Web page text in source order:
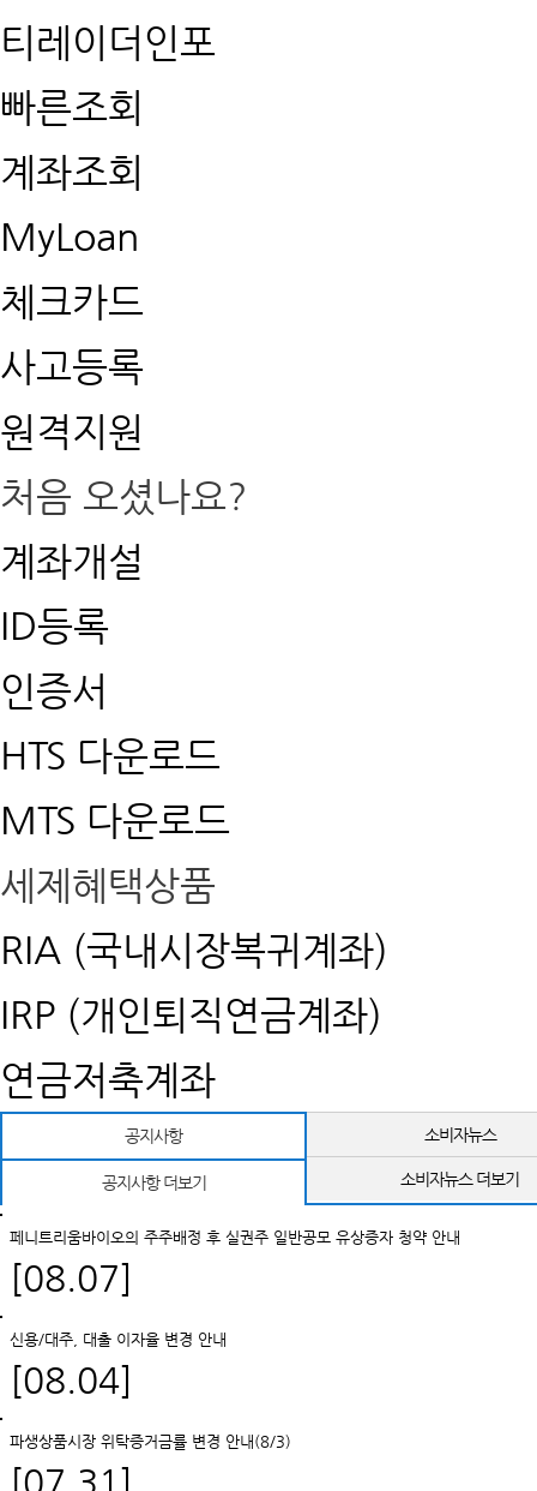
티레이더인포
빠른조회
계좌조회
MyLoan
체크카드
사고등록
원격지원
처음 오셨나요?
계좌개설
ID등록
인증서
HTS 다운로드
MTS 다운로드
세제혜택상품
RIA (국내시장복귀계좌)
IRP (개인퇴직연금계좌)
연금저축계좌
공지사항
공지사항 더보기
소비자뉴스
소비자뉴스 더보기
페니트리움바이오의 주주배정 후 실권주 일반공모 유상증자 청약 안내
[08.07]
신용/대주, 대출 이자율 변경 안내
[08.04]
파생상품시장 위탁증거금률 변경 안내(8/3)
[07.31]